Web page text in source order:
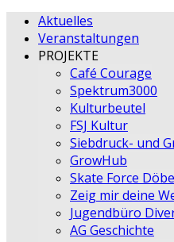
Aktuelles
Veranstaltungen
PROJEKTE
Café Courage
Spektrum3000
Kulturbeutel
FSJ Kultur
Siebdruck- und
GrowHub
Skate Force
Zeig mir deine
Jugendbüro
AG Geschichte